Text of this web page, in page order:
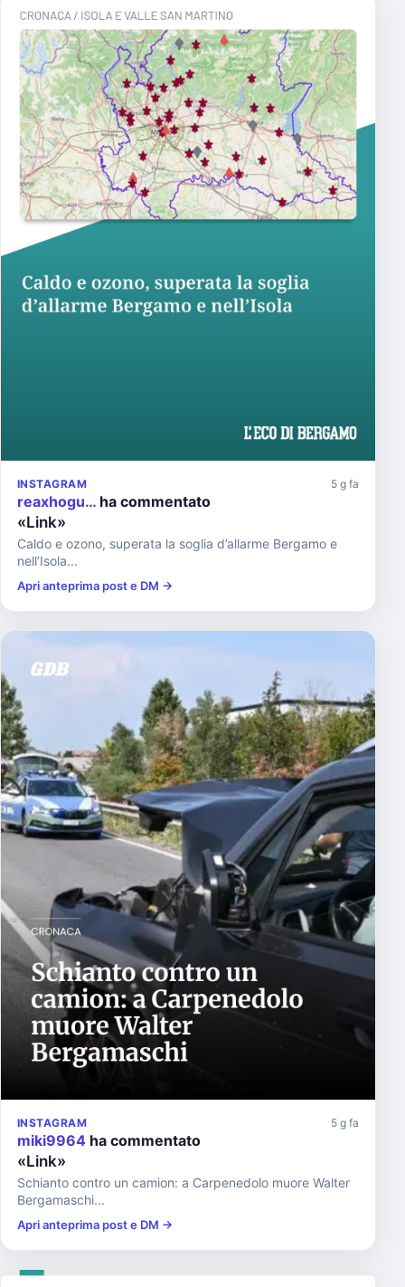
INSTAGRAM 5 g fa
reaxhogu… ha commentato
«Link»
Caldo e ozono, superata la soglia d’allarme Bergamo e
nell’Isola...
Apri anteprima post e DM →
INSTAGRAM 5 g fa
miki9964 ha commentato
«Link»
Schianto contro un camion: a Carpenedolo muore Walter
Bergamaschi...
Apri anteprima post e DM →